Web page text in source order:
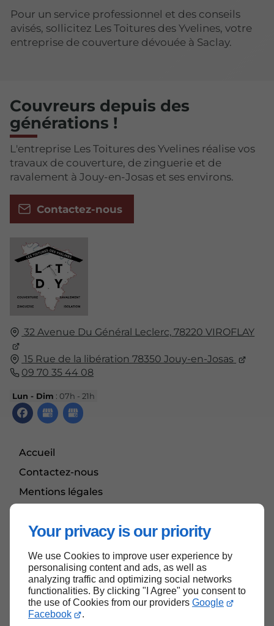
Your privacy is our priority
We use Cookies to improve user experience by
personalising content and ads, as well as
analyzing traffic and optimizing social networks
functionalities. By clicking "I Agree" you consent to
the use of Cookies from our providers Google
Facebook
.
Pour un service professionnel et des conseils
avisés, sollicitez Les Toitures des Yvelines, votre
entreprise de couverture dévouée à Saclay.
32 Avenue Du Général Leclerc, 78220 VIROFLAY
15 Rue de la libération 78350 Jouy-en-Josas
09 70 35 44 08
Lun - Dim : 07h - 21h
Accueil
Contactez-nous
Mentions légales
Couvreurs depuis des
générations !
L'entreprise Les Toitures des Yvelines réalise vos
travaux de couverture, de zinguerie et de
ravalement à Jouy-en-Josas et ses environs.
Contactez-nous
Haut de page